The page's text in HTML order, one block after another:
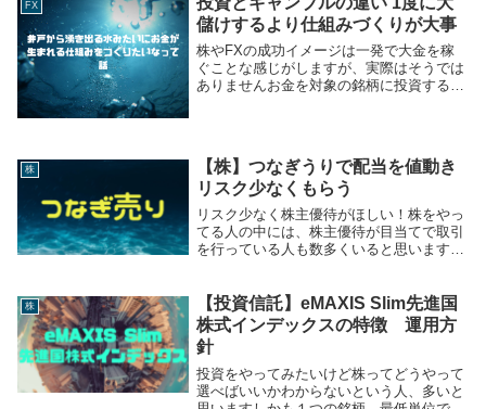
FX
儲けするより仕組みづくりが大事
株やFXの成功イメージは一発で大金を稼
ぐことな感じがしますが、実際はそうでは
ありませんお金を対象の銘柄に投資すると
くりについて...
株
【株】つなぎうりで配当を値動き
リスク少なくもらう
リスク少なく株主優待がほしい！株をやっ
てる人の中には、株主優待が目当てで取引
を行っている人も数多くいると思います。
できたら夢のようですよね。しかし、株価
が下落して、...
株
【投資信託】eMAXIS Slim先進国
株式インデックスの特徴 運用方
針
投資をやってみたいけど株ってどうやって
選べばいいかわからないという人、多いと